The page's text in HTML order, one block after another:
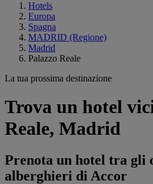
Hotels
Europa
Spagna
MADRID (Regione)
Madrid
Palazzo Reale
La tua prossima destinazione
Trova un hotel
Reale, Madrid
Prenota un hotel tra gli
alberghieri di Accor